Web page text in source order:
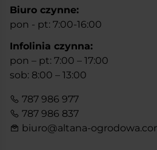
Biuro czynne:
pon - pt: 7:00-16:00
Infolinia czynna:
pon – pt: 7:00 – 17:00
sob: 8:00 – 13:00
787 986 977
787 986 837
biuro@altana-